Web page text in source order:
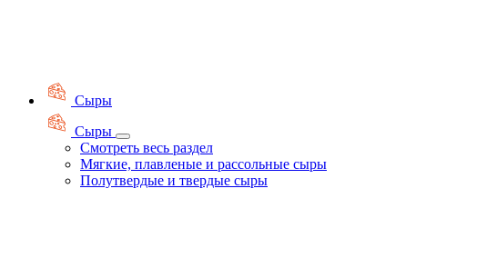
Сыры
Сыры
Смотреть весь раздел
Мягкие, плавленые и рассольные сыры
Полутвердые и твердые сыры